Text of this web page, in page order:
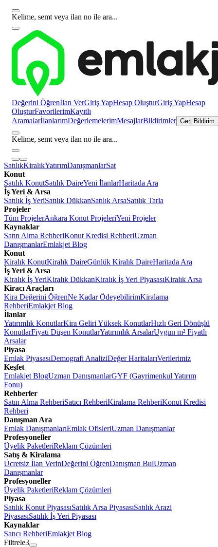
Kelime, semt veya ilan no ile ara...
Değerini Öğrenİlan VerGiriş YapHesap OluşturGiriş YapHesap
OluşturFavorilerimKayıtlı
AramalarİlanlarımDeğerlemelerimMesajlarBildirimler Geri Bildirim
Kelime, semt veya ilan no ile ara...
SatılıkKiralıkYatırımDanışmanlarSat
Konut
Satılık KonutSatılık DaireYeni İlanlarHaritada Ara
İş Yeri & Arsa
Satılık İş YeriSatılık DükkanSatılık ArsaSatılık Tarla
Projeler
Tüm ProjelerAnkara Konut ProjeleriYeni Projeler
Kaynaklar
Satın Alma RehberiKonut Kredisi RehberiUzman
DanışmanlarEmlakjet Blog
Konut
Kiralık KonutKiralık DaireGünlük Kiralık DaireHaritada Ara
İş Yeri & Arsa
Kiralık İş YeriKiralık DükkanKiralık İş Yeri PiyasasıKiralık Arsa
Kiracı Araçları
Kira Değerini ÖğrenNe Kadar ÖdeyebilirimKiralama
RehberiEmlakjet Blog
İlanlar
Yatırımlık KonutlarKira Geliri Yüksek KonutlarHızlı Geri Dönüşlü
KonutlarFiyatı Düşen KonutlarYatırımlık ArsalarUygun m² Fiyatlı
Arsalar
Piyasa
Emlak PiyasasıDemografi AnaliziDeğer HaritalarıVerilerimiz
Keşfet
Emlakjet BlogUzman DanışmanlarGYF (Gayrimenkul Yatırım
Fonu)
Rehberler
Satın Alma RehberiSatıcı RehberiKiralama RehberiKonut Kredisi
Rehberi
Danışman Ara
Emlak DanışmanlarıEmlak OfisleriUzman Danışmanlar
Profesyoneller
Üyelik PaketleriReklam Çözümleri
Satış & Kiralama
Ücretsiz İlan VerinDeğerini ÖğrenDanışman BulUzman
Danışmanlar
Profesyoneller
Üyelik PaketleriReklam Çözümleri
Piyasa
Satılık Konut PiyasasıSatılık Arsa PiyasasıSatılık Arazi
PiyasasıSatılık İş Yeri Piyasası
Kaynaklar
Satıcı RehberiEmlakjet Blog
Filtrele3